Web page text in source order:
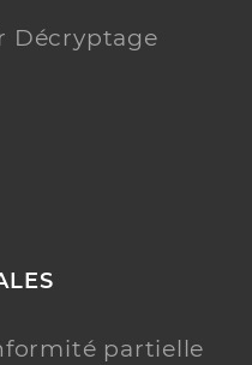
Décryptage
partielle